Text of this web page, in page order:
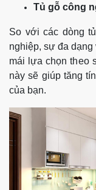
Tủ gỗ công
So với các dòng
nghiệp, sự đa dạng
mái lựa chọn theo
này sẽ giúp tăng
của bạn.